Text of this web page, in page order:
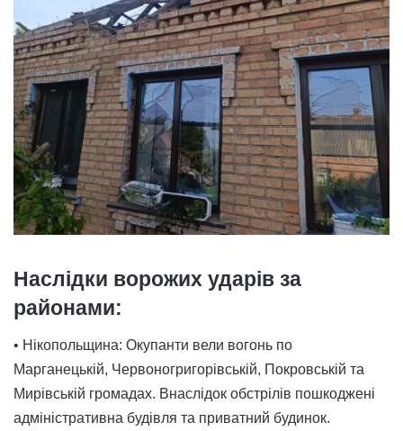
Наслідки ворожих ударів за
районами:
• Нікопольщина: Окупанти вели вогонь по
Марганецькій, Червоногригорівській, Покровській та
Мирівській громадах. Внаслідок обстрілів пошкоджені
адміністративна будівля та приватний будинок.